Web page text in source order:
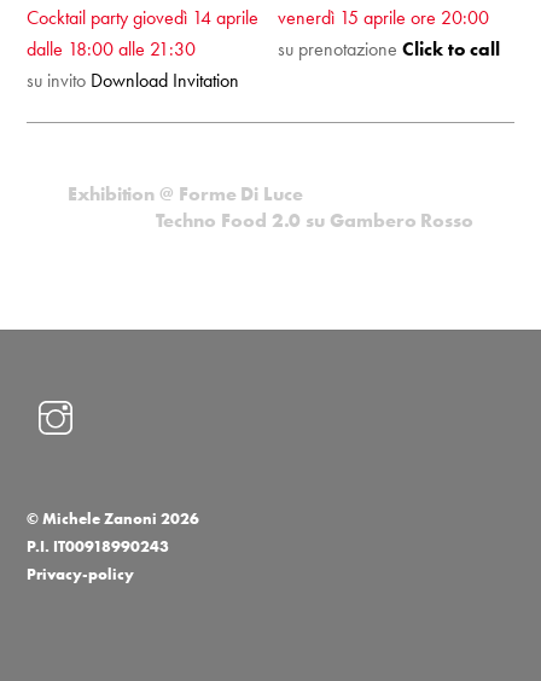
Cocktail party giovedì 14 aprile
dalle 18:00 alle 21:30
su invito Download Invitation
venerdì 15 aprile ore 20:00
su prenotazioneClick to call
Exhibition @ Forme Di Luce
Techno Food 2.0 su Gambero Rosso
©Michele Zanoni 2026
P.I. IT00918990243
Privacy-policy